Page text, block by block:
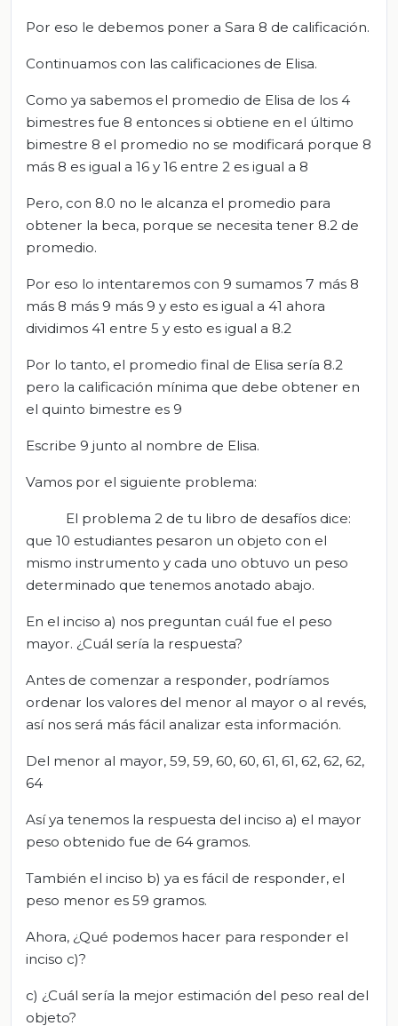
Por eso le debemos poner a Sara 8 de calificación.
Continuamos con las calificaciones de Elisa.
Como ya sabemos el promedio de Elisa de los 4
bimestres fue 8 entonces si obtiene en el último
bimestre 8 el promedio no se modificará porque 8
más 8 es igual a 16 y 16 entre 2 es igual a 8
Pero, con 8.0 no le alcanza el promedio para
obtener la beca, porque se necesita tener 8.2 de
promedio.
Por eso lo intentaremos con 9 sumamos 7 más 8
más 8 más 9 más 9 y esto es igual a 41 ahora
dividimos 41 entre 5 y esto es igual a 8.2
Por lo tanto, el promedio final de Elisa sería 8.2
pero la calificación mínima que debe obtener en
el quinto bimestre es 9
Escribe 9 junto al nombre de Elisa.
Vamos por el siguiente problema:
El problema 2 de tu libro de desafíos dice:
que 10 estudiantes pesaron un objeto con el
mismo instrumento y cada uno obtuvo un peso
determinado que tenemos anotado abajo.
En el inciso a) nos preguntan cuál fue el peso
mayor. ¿Cuál sería la respuesta?
Antes de comenzar a responder, podríamos
ordenar los valores del menor al mayor o al revés,
así nos será más fácil analizar esta información.
Del menor al mayor, 59, 59, 60, 60, 61, 61, 62, 62, 62,
64
Así ya tenemos la respuesta del inciso a) el mayor
peso obtenido fue de 64 gramos.
También el inciso b) ya es fácil de responder, el
peso menor es 59 gramos.
Ahora, ¿Qué podemos hacer para responder el
inciso c)?
c) ¿Cuál sería la mejor estimación del peso real del
objeto?